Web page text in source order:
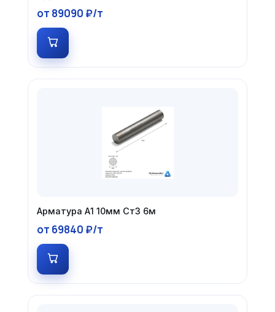
от 89090 ₽/т
Арматура А1 10мм Ст3 6м
от 69840 ₽/т